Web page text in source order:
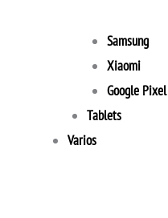
Samsung
Xiaomi
Google Pixel
Tablets
Varios